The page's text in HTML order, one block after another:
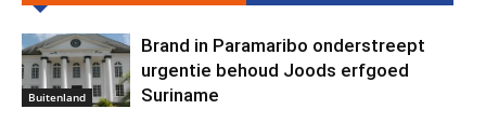
Buitenland
Brand in Paramaribo onderstreept
urgentie behoud Joods erfgoed
Suriname